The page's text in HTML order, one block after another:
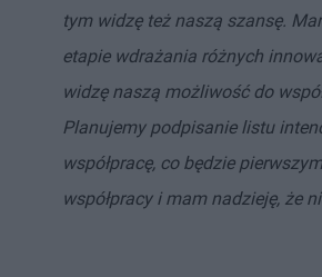
tym widzę też naszą szansę.
etapie wdrażania różnych
widzę naszą możliwość do
Planujemy podpisanie listu
współpracę, co będzie
współpracy i mam nadzieję, że